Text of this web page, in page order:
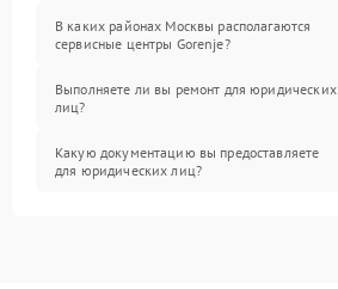
В каких районах Москвы располагаются
сервисные центры Gorenje?
Выполняете ли вы ремонт для юридических
лиц?
Какую документацию вы предоставляете
для юридических лиц?